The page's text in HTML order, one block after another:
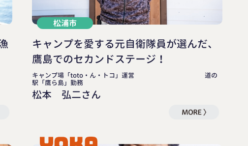
松浦市
キャンプを愛する元自衛隊員が選んだ、
鷹島でのセカンドステージ！
キャンプ場「toto・ん・トコ」運営 道の
駅「鷹ら島」勤務
松本 弘二さん